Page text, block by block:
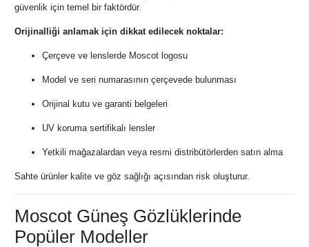
güvenlik için temel bir faktördür.
Orijinalliği anlamak için dikkat edilecek noktalar:
Çerçeve ve lenslerde Moscot logosu
Model ve seri numarasının çerçevede bulunması
Orijinal kutu ve garanti belgeleri
UV koruma sertifikalı lensler
Yetkili mağazalardan veya resmi distribütörlerden satın alma
Sahte ürünler kalite ve göz sağlığı açısından risk oluşturur.
Moscot Güneş Gözlüklerinde
Popüler Modeller